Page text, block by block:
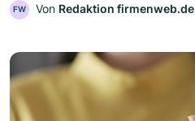
FW Von Redaktion firmenweb.de